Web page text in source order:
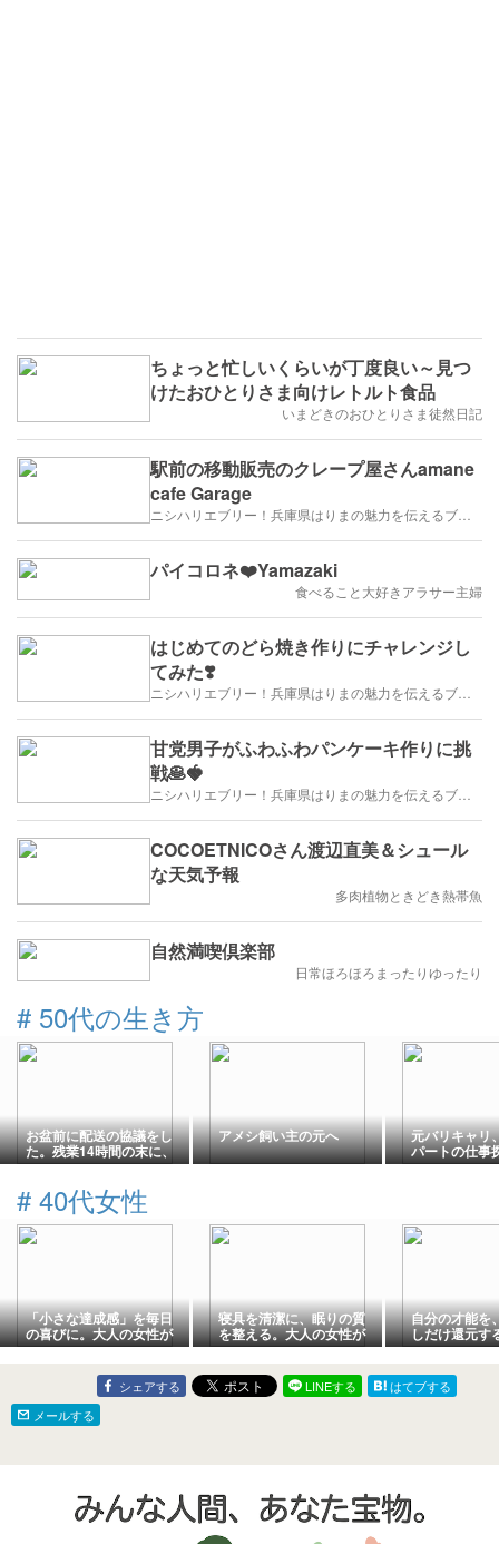
ちょっと忙しいくらいが丁度良い～見つ
けたおひとりさま向けレトルト食品
いまどきのおひとりさま徒然日記
駅前の移動販売のクレープ屋さんamane
cafe Garage
パイコロネ❤️Yamazaki
食べること大好きアラサー主婦
はじめてのどら焼き作りにチャレンジし
てみた❣️
甘党男子がふわふわパンケーキ作りに挑
戦🥞🍓
COCOETNICOさん渡辺直美＆シュール
な天気予報
多肉植物ときどき熱帯魚
自然満喫倶楽部
日常ほろほろまったりゆったり
# 50代の生き方
お盆前に配送の協議をし
た。残業14時間の末に、
1日の休みを得た話。
アメシ飼い主の元へ 元バリキャリ
パートの仕事
た②
# 40代女性
「小さな達成感」を毎日
の喜びに。大人の女性が
生き生きと満たされる、
しなやかな心の整え方
寝具を清潔に、眠りの質
を整える。大人の女性が
「自分を幸せにする」た
めの贅沢な夜時間
自分の才能を
しだけ還元す
ら始める「軽
献」と新しい
シェアする LINEする
はてブする
メールする